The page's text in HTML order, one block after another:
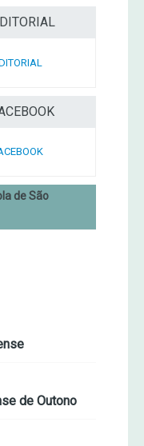
de São
de Outono